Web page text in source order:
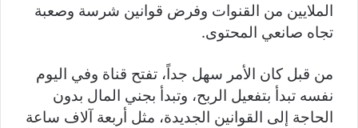
الملايين من القنوات وفرض قوانين شرسة وصعبة
تجاه صانعي المحتوى.
من قبل كان الأمر سهل جداً، تفتح قناة وفي اليوم
نفسه تبدأ بتفعيل الربح، وتبدأ بجني المال بدون
الحاجة إلى القوانين الجديدة، مثل أربعة آلاف ساعة